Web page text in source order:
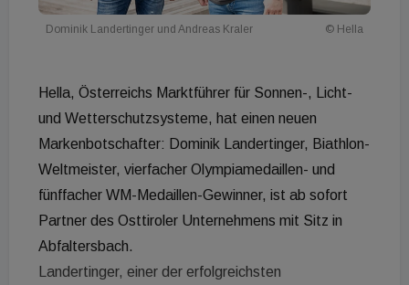
Dominik Landertinger und Andreas Kraler © Hella
Hella, Österreichs Marktführer für Sonnen-, Licht-
und Wetterschutzsysteme, hat einen neuen
Markenbotschafter: Dominik Landertinger, Biathlon-
Weltmeister, vierfacher Olympiamedaillen- und
fünffacher WM-Medaillen-Gewinner, ist ab sofort
Partner des Osttiroler Unternehmens mit Sitz in
Abfaltersbach.
Landertinger, einer der erfolgreichsten